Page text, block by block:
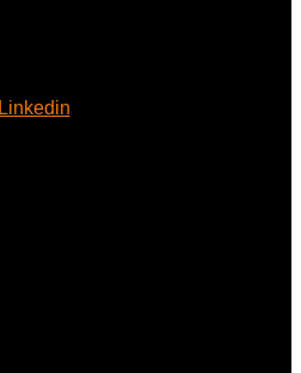
Linkedin